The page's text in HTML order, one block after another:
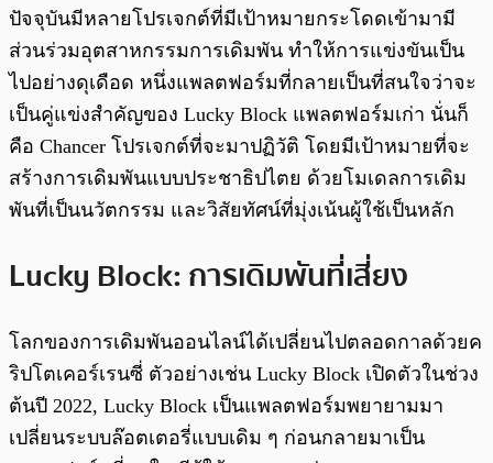
พร้อมเล่น /
ปัจจุบันมีหลายโปรเจกต์ที่มีเป้าหมายกระโดดเข้ามามี
ส่วนร่วมอุตสาหกรรมการเดิมพัน ทำให้การแข่งขันเป็น
ไปอย่างดุเดือด หนึ่งแพลตฟอร์มที่กลายเป็นที่สนใจว่าจะ
เป็นคู่แข่งสำคัญของ Lucky Block แพลตฟอร์มเก่า นั่นก็
คือ Chancer โปรเจกต์ที่จะมาปฏิวัติ โดยมีเป้าหมายที่จะ
สร้างการเดิมพันแบบประชาธิปไตย ด้วยโมเดลการเดิม
พันที่เป็นนวัตกรรม และวิสัยทัศน์ที่มุ่งเน้นผู้ใช้เป็นหลัก
Lucky Block: การเดิมพันที่เสี่ยง
โลกของการเดิมพันออนไลน์ได้เปลี่ยนไปตลอดกาลด้วยค
ริปโตเคอร์เรนซี่ ตัวอย่างเช่น Lucky Block เปิดตัวในช่วง
ต้นปี 2022, Lucky Block เป็นแพลตฟอร์มพยายามมา
เปลี่ยนระบบล๊อตเตอรี่แบบเดิม ๆ ก่อนกลายมาเป็น